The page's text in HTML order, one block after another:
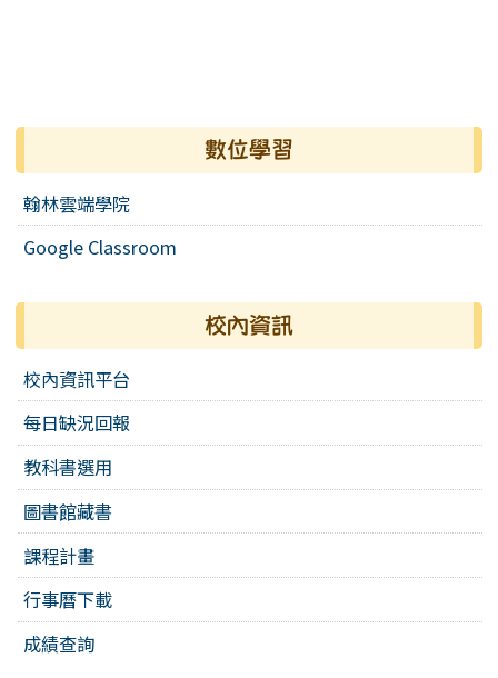
數位學習
翰林雲端學院
Google Classroom
校內資訊
校內資訊平台
每日缺況回報
教科書選用
圖書館藏書
課程計畫
行事曆下載
成績查詢